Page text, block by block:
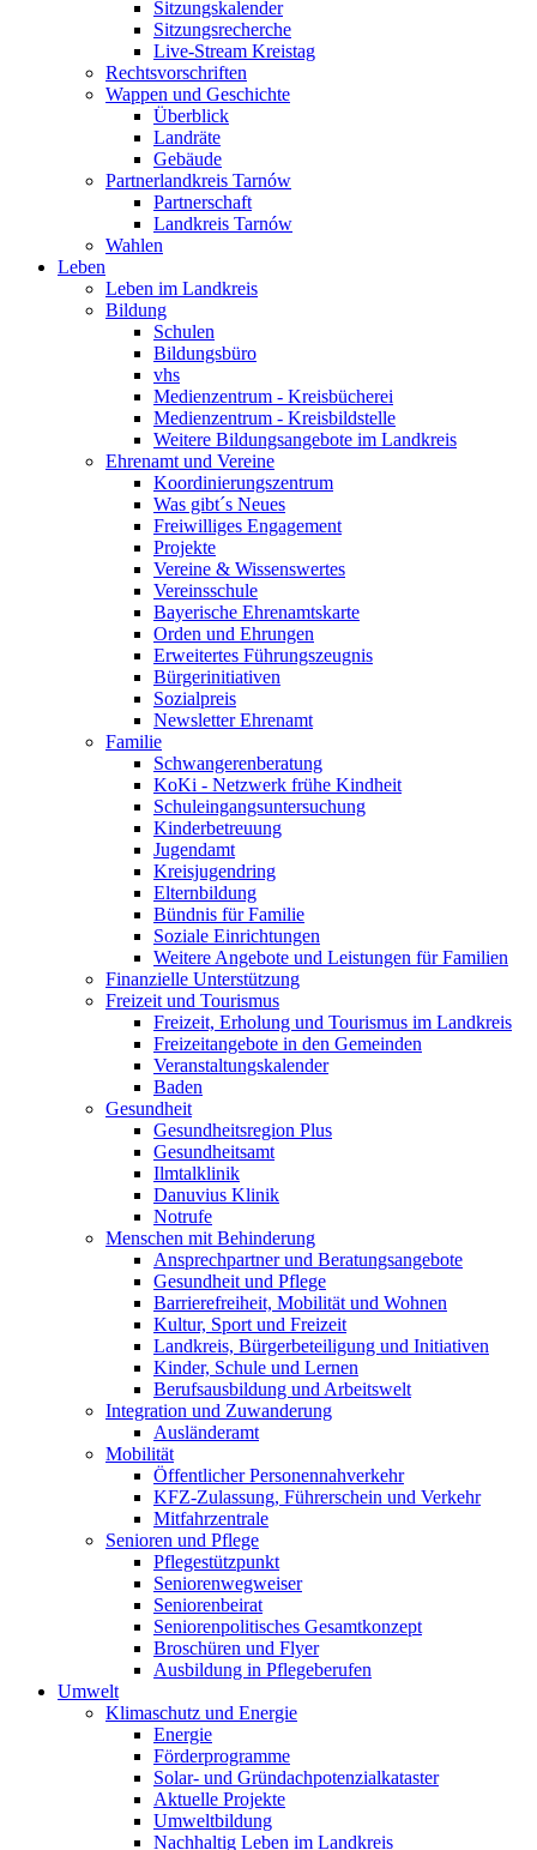
Sitzungskalender
Sitzungsrecherche
Live-Stream Kreistag
Rechtsvorschriften
Wappen und Geschichte
Überblick
Landräte
Gebäude
Partnerlandkreis Tarnów
Partnerschaft
Landkreis Tarnów
Wahlen
Leben
Leben im Landkreis
Bildung
Schulen
Bildungsbüro
vhs
Medienzentrum - Kreisbücherei
Medienzentrum - Kreisbildstelle
Weitere Bildungsangebote im Landkreis
Ehrenamt und Vereine
Koordinierungszentrum
Was gibt´s Neues
Freiwilliges Engagement
Projekte
Vereine & Wissenswertes
Vereinsschule
Bayerische Ehrenamtskarte
Orden und Ehrungen
Erweitertes Führungszeugnis
Bürgerinitiativen
Sozialpreis
Newsletter Ehrenamt
Familie
Schwangerenberatung
KoKi - Netzwerk frühe Kindheit
Schuleingangsuntersuchung
Kinderbetreuung
Jugendamt
Kreisjugendring
Elternbildung
Bündnis für Familie
Soziale Einrichtungen
Weitere Angebote und Leistungen für Familien
Finanzielle Unterstützung
Freizeit und Tourismus
Freizeit, Erholung und Tourismus im Landkreis
Freizeitangebote in den Gemeinden
Veranstaltungskalender
Baden
Gesundheit
Gesundheitsregion Plus
Gesundheitsamt
Ilmtalklinik
Danuvius Klinik
Notrufe
Menschen mit Behinderung
Ansprechpartner und Beratungsangebote
Gesundheit und Pflege
Barrierefreiheit, Mobilität und Wohnen
Kultur, Sport und Freizeit
Landkreis, Bürgerbeteiligung und Initiativen
Kinder, Schule und Lernen
Berufsausbildung und Arbeitswelt
Integration und Zuwanderung
Ausländeramt
Mobilität
Öffentlicher Personennahverkehr
KFZ-Zulassung, Führerschein und Verkehr
Mitfahrzentrale
Senioren und Pflege
Pflegestützpunkt
Seniorenwegweiser
Seniorenbeirat
Seniorenpolitisches Gesamtkonzept
Broschüren und Flyer
Ausbildung in Pflegeberufen
Umwelt
Klimaschutz und Energie
Energie
Förderprogramme
Solar- und Gründachpotenzialkataster
Aktuelle Projekte
Umweltbildung
Nachhaltig Leben im Landkreis